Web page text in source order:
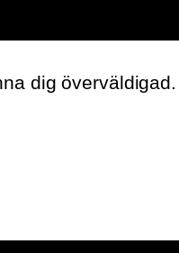
dig